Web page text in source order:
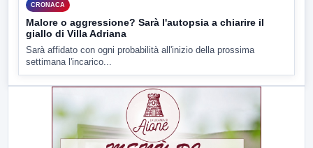
CRONACA
Malore o aggressione? Sarà l'autopsia a chiarire il
giallo di Villa Adriana
Sarà affidato con ogni probabilità all'inizio della prossima
settimana l'incarico...